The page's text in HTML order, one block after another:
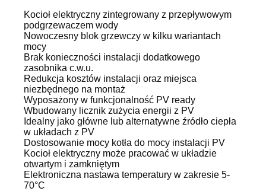
Kocioł elektryczny zintegrowany z przepływowym
podgrzewaczem wody
Nowoczesny blok grzewczy w kilku wariantach
mocy
Brak konieczności instalacji dodatkowego
zasobnika c.w.u.
Redukcja kosztów instalacji oraz miejsca
niezbędnego na montaż
Wyposażony w funkcjonalność PV ready
Wbudowany licznik zużycia energii z PV
Idealny jako główne lub alternatywne źródło ciepła
w układach z PV
Dostosowanie mocy kotła do mocy instalacji PV
Kocioł elektryczny może pracować w układzie
otwartym i zamkniętym
Elektroniczna nastawa temperatury w zakresie 5-
70°C